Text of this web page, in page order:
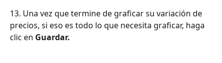
13. Una vez que termine de graficar su variación de
precios, si eso es todo lo que necesita graficar, haga
clic en Guardar.